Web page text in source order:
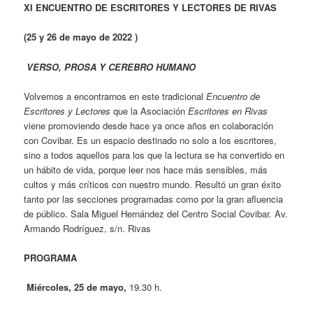
XI ENCUENTRO DE ESCRITORES Y LECTORES DE RIVAS
(25 y 26 de mayo de 2022 )
VERSO, PROSA Y CEREBRO HUMANO
Volvemos a encontrarnos en este tradicional Encuentro de
Escritores y Lectores que la AsociaciónEscritores en Rivas
viene promoviendo desde hace ya once años en colaboración
con Covibar. Es un espacio destinado no solo a los escritores,
sino a todos aquellos para los que la lectura se ha convertido en
un hábito de vida, porque leer nos hace más sensibles, más
cultos y más críticos con nuestro mundo. Resultó un gran éxito
tanto por las secciones programadas como por la gran afluencia
de público. Sala Miguel Hernández del Centro Social Covibar. Av.
Armando Rodríguez, s/n. Rivas
PROGRAMA
Miércoles, 25 de mayo, 19.30 h.